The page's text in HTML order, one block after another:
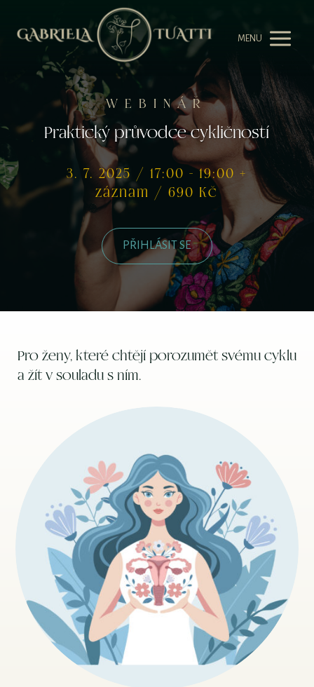
MENU
WEBINÁŘ
Praktický průvodce cykličností
3. 7. 2025 / 17:00 - 19:00 +
záznam / 690 Kč
PŘIHLÁSIT SE
Pro ženy, které chtějí porozumět svému cyklu
a žít v souladu s ním.